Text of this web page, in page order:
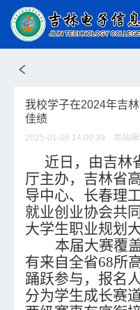
我校学子在2024年吉
佳绩
2025-01-06 14:00:39 本站
近日， 由吉林
厅主办，吉林省
导中心、长春理
就业创业协会共
大学生职业规划
本届大赛覆
有来自全省68所
踊跃参与，报名
分为学生成长赛